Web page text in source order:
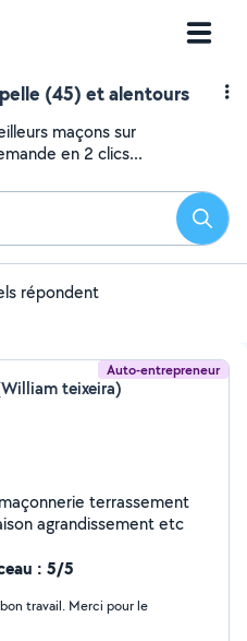
(45) et alentours
maçons sur
en 2 clics...
répondent
Auto-entrepreneur
teixeira)
terrassement
agrandissement etc
: 5/5
travail. Merci pour le